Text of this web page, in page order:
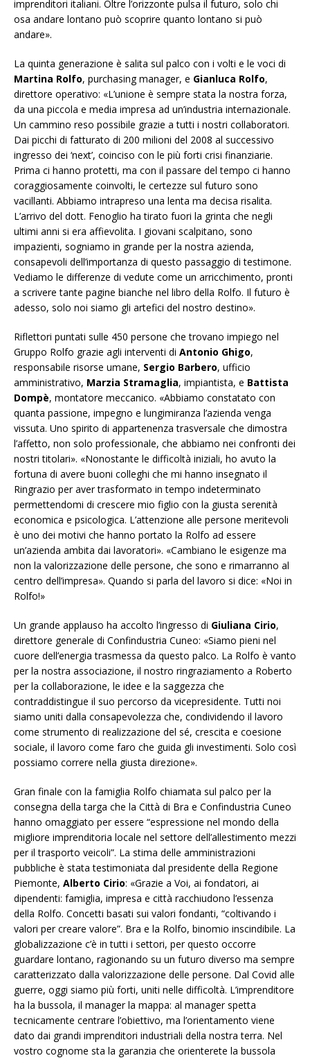
imprenditori italiani. Oltre l’orizzonte pulsa il futuro, solo chi
osa andare lontano può scoprire quanto lontano si può
andare».
La quinta generazione è salita sul palco con i volti e le voci di
Martina Rolfo, purchasing manager, e Gianluca Rolfo,
direttore operativo: «L’unione è sempre stata la nostra forza,
da una piccola e media impresa ad un’industria internazionale.
Un cammino reso possibile grazie a tutti i nostri collaboratori.
Dai picchi di fatturato di 200 milioni del 2008 al successivo
ingresso dei ‘next’, coinciso con le più forti crisi finanziarie.
Prima ci hanno protetti, ma con il passare del tempo ci hanno
coraggiosamente coinvolti, le certezze sul futuro sono
vacillanti. Abbiamo intrapreso una lenta ma decisa risalita.
L’arrivo del dott. Fenoglio ha tirato fuori la grinta che negli
ultimi anni si era affievolita. I giovani scalpitano, sono
impazienti, sogniamo in grande per la nostra azienda,
consapevoli dell’importanza di questo passaggio di testimone.
Vediamo le differenze di vedute come un arricchimento, pronti
a scrivere tante pagine bianche nel libro della Rolfo. Il futuro è
adesso, solo noi siamo gli artefici del nostro destino».
Riflettori puntati sulle 450 persone che trovano impiego nel
Gruppo Rolfo grazie agli interventi di Antonio Ghigo,
responsabile risorse umane, Sergio Barbero, ufficio
amministrativo, Marzia Stramaglia, impiantista, e Battista
Dompè, montatore meccanico. «Abbiamo constatato con
quanta passione, impegno e lungimiranza l’azienda venga
vissuta. Uno spirito di appartenenza trasversale che dimostra
l’affetto, non solo professionale, che abbiamo nei confronti dei
nostri titolari». «Nonostante le difficoltà iniziali, ho avuto la
fortuna di avere buoni colleghi che mi hanno insegnato il
Ringrazio per aver trasformato in tempo indeterminato
permettendomi di crescere mio figlio con la giusta serenità
economica e psicologica. L’attenzione alle persone meritevoli
è uno dei motivi che hanno portato la Rolfo ad essere
un’azienda ambita dai lavoratori». «Cambiano le esigenze ma
non la valorizzazione delle persone, che sono e rimarranno al
centro dell’impresa». Quando si parla del lavoro si dice: «Noi in
Rolfo!»
Un grande applauso ha accolto l’ingresso di Giuliana Cirio,
direttore generale di Confindustria Cuneo: «Siamo pieni nel
cuore dell’energia trasmessa da questo palco. La Rolfo è vanto
per la nostra associazione, il nostro ringraziamento a Roberto
per la collaborazione, le idee e la saggezza che
contraddistingue il suo percorso da vicepresidente. Tutti noi
siamo uniti dalla consapevolezza che, condividendo il lavoro
come strumento di realizzazione del sé, crescita e coesione
sociale, il lavoro come faro che guida gli investimenti. Solo così
possiamo correre nella giusta direzione».
Gran finale con la famiglia Rolfo chiamata sul palco per la
consegna della targa che la Città di Bra e Confindustria Cuneo
hanno omaggiato per essere “espressione nel mondo della
migliore imprenditoria locale nel settore dell’allestimento mezzi
per il trasporto veicoli”. La stima delle amministrazioni
pubbliche è stata testimoniata dal presidente della Regione
Piemonte, Alberto Cirio: «Grazie a Voi, ai fondatori, ai
dipendenti: famiglia, impresa e città racchiudono l’essenza
della Rolfo. Concetti basati sui valori fondanti, “coltivando i
valori per creare valore”. Bra e la Rolfo, binomio inscindibile. La
globalizzazione c’è in tutti i settori, per questo occorre
guardare lontano, ragionando su un futuro diverso ma sempre
caratterizzato dalla valorizzazione delle persone. Dal Covid alle
guerre, oggi siamo più forti, uniti nelle difficoltà. L’imprenditore
ha la bussola, il manager la mappa: al manager spetta
tecnicamente centrare l’obiettivo, ma l’orientamento viene
dato dai grandi imprenditori industriali della nostra terra. Nel
vostro cognome sta la garanzia che orienterete la bussola